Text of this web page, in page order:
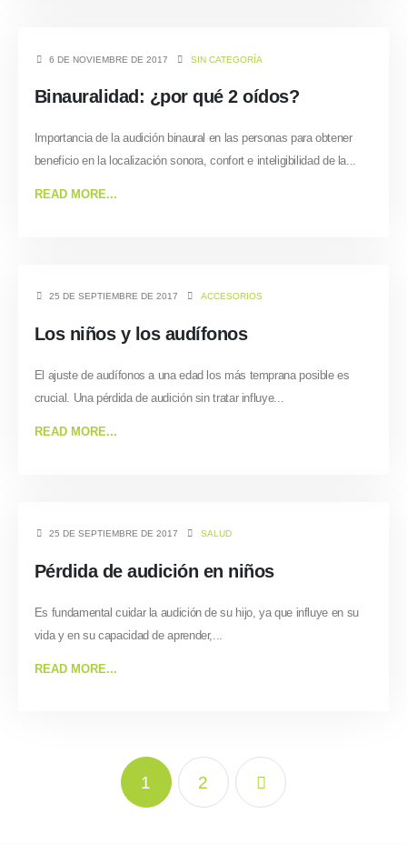
6 DE NOVIEMBRE DE 2017 SIN CATEGORÍA
Binauralidad: ¿por qué 2 oídos?
Importancia de la audición binaural en las personas para obtener
beneficio en la localización sonora, confort e inteligibilidad de la...
READ MORE...
25 DE SEPTIEMBRE DE 2017 ACCESORIOS
Los niños y los audífonos
El ajuste de audífonos a una edad los más temprana posible es
crucial. Una pérdida de audición sin tratar influye...
READ MORE...
25 DE SEPTIEMBRE DE 2017 SALUD
Pérdida de audición en niños
Es fundamental cuidar la audición de su hijo, ya que influye en su
vida y en su capacidad de aprender,...
READ MORE...
1 2